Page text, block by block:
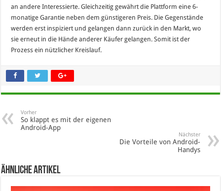
an andere Interessierte. Gleichzeitig gewährt die Plattform eine 6-
monatige Garantie neben dem günstigeren Preis. Die Gegenstände
werden erst inspiziert und gelangen dann zurück in den Markt, wo
sie erneut in die Hände anderer Käufer gelangen. Somit ist der
Prozess ein nützlicher Kreislauf.
Vorher
So klappt es mit der eigenen
Android-App
Nächster
Die Vorteile von Android-
Handys
Ähnliche Artikel